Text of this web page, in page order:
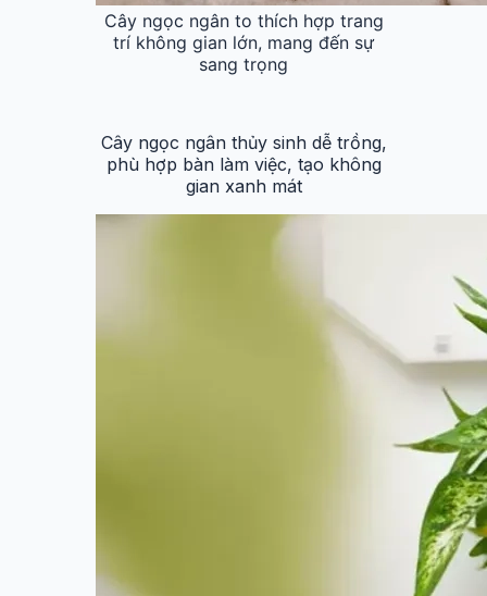
Cây ngọc ngân to thích hợp trang
trí không gian lớn, mang đến sự
sang trọng
Cây ngọc ngân thủy sinh dễ trồng,
phù hợp bàn làm việc, tạo không
gian xanh mát